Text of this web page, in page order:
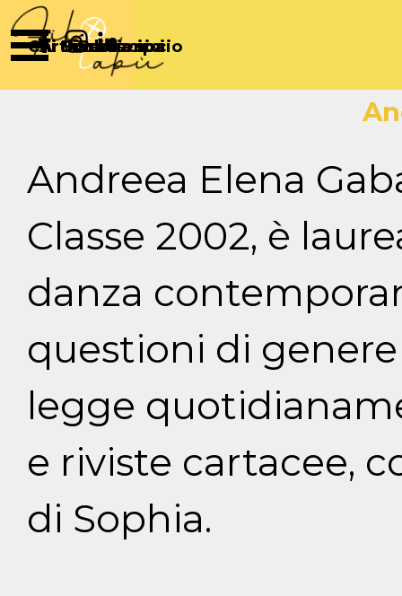
Vai ai contenuti
Salta menù
Chi Siamo
ArticoliPartecipa
Sostienici
Diventa socio
Andreea Elena
Classe 2002, è
danza
questioni di
legge
e riviste cartacee,
di Sophia.